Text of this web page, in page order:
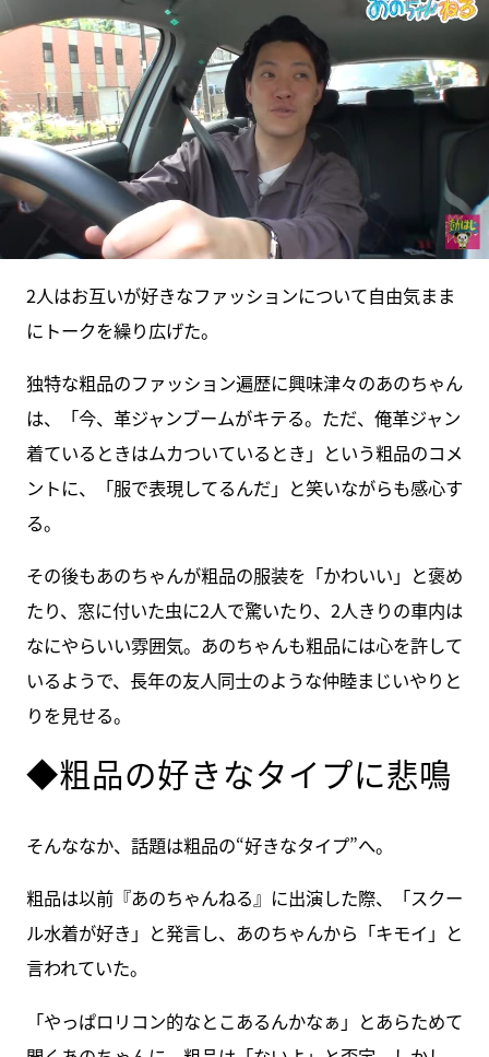
2人はお互いが好きなファッションについて自由気まま
にトークを繰り広げた。
独特な粗品のファッション遍歴に興味津々のあのちゃん
は、「今、革ジャンブームがキテる。ただ、俺革ジャン
着ているときはムカついているとき」という粗品のコメ
ントに、「服で表現してるんだ」と笑いながらも感心す
る。
その後もあのちゃんが粗品の服装を「かわいい」と褒め
たり、窓に付いた虫に2人で驚いたり、2人きりの車内は
なにやらいい雰囲気。あのちゃんも粗品には心を許して
いるようで、長年の友人同士のような仲睦まじいやりと
りを見せる。
◆粗品の好きなタイプに悲鳴
そんななか、話題は粗品の“好きなタイプ”へ。
粗品は以前『あのちゃんねる』に出演した際、「スクー
ル水着が好き」と発言し、あのちゃんから「キモイ」と
言われていた。
「やっぱロリコン的なとこあるんかなぁ」とあらためて